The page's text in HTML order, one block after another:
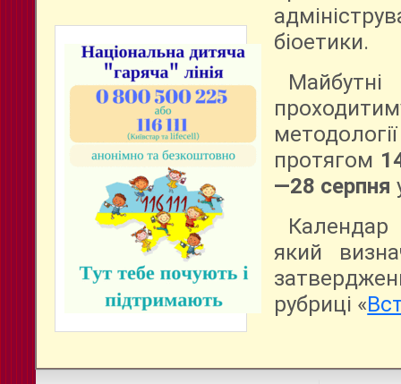
біоетики.
протягом
—28 серпня
Календар
який
рубриці «